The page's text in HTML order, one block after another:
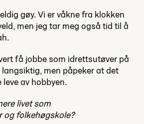
gøy. Vi er våkne fra klokken
men jeg tar meg også tid til å
få jobbe som idrettsutøver på
men påpeker at det
av hobbyen.
livet som
folkehøgskole?